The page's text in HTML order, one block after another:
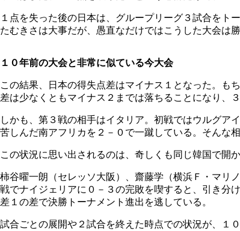
１点を失った後の日本は、グループリーグ３試合をト
たむきさは大事だが、愚直なだけではこうした大会は勝
１０年前の大会と非常に似ている今大会
この結果、日本の得失点差はマイナス１となった。も
差は少なくともマイナス２までは落ちることになり、
しかも、第３戦の相手はイタリア。初戦ではウルグア
苦しんだ南アフリカを２－０で一蹴している。そんな
この状況に思い出されるのは、奇しくも同じ韓国で開
柿谷曜一朗（セレッソ大阪）、齋藤学（横浜Ｆ・マリ
戦でナイジェリアに０－３の完敗を喫すると、引き分
差１の差で決勝トーナメント進出を逃している。
試合ごとの展開や２試合を終えた時点での状況が、１